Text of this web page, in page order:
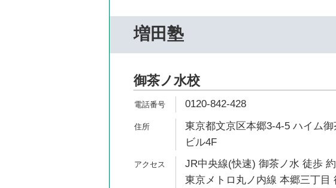
増田塾
御茶ノ水校
0120-842-428
東京都文京区本郷3-4-5 ハイム
ビル4F
JR中央線(快速) 御茶ノ水 徒歩
東京メトロ丸ノ内線 本郷三丁目